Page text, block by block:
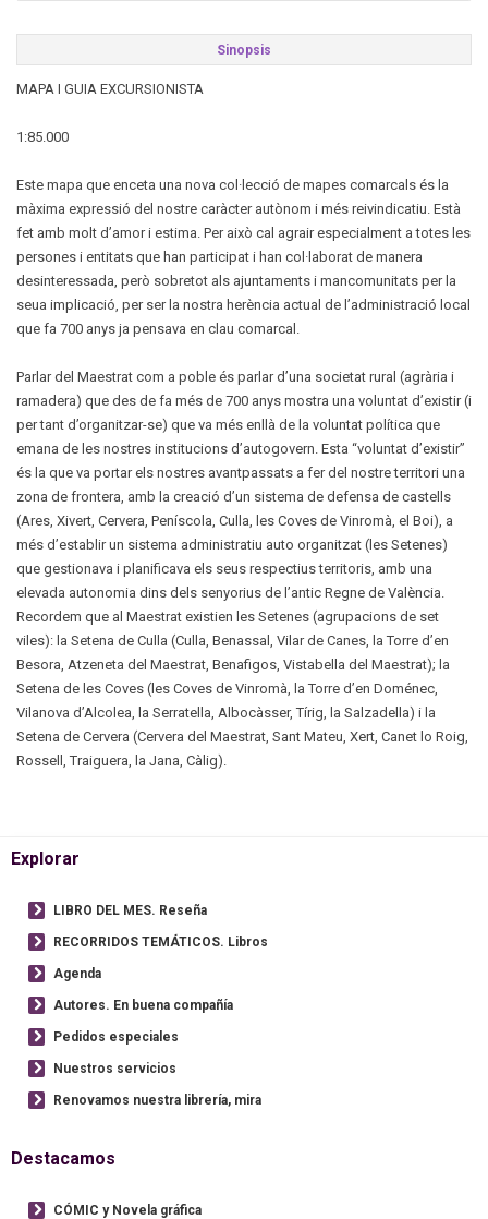
Sinopsis
MAPA I GUIA EXCURSIONISTA
1:85.000
Este mapa que enceta una nova col·lecció de mapes comarcals és la
màxima expressió del nostre caràcter autònom i més reivindicatiu. Està
fet amb molt d’amor i estima. Per això cal agrair especialment a totes les
persones i entitats que han participat i han col·laborat de manera
desinteressada, però sobretot als ajuntaments i mancomunitats per la
seua implicació, per ser la nostra herència actual de l’administració local
que fa 700 anys ja pensava en clau comarcal.
Parlar del Maestrat com a poble és parlar d’una societat rural (agrària i
ramadera) que des de fa més de 700 anys mostra una voluntat d’existir (i
per tant d’organitzar-se) que va més enllà de la voluntat política que
emana de les nostres institucions d’autogovern. Esta “voluntat d’existir”
és la que va portar els nostres avantpassats a fer del nostre territori una
zona de frontera, amb la creació d’un sistema de defensa de castells
(Ares, Xivert, Cervera, Peníscola, Culla, les Coves de Vinromà, el Boi), a
més d’establir un sistema administratiu auto organitzat (les Setenes)
que gestionava i planificava els seus respectius territoris, amb una
elevada autonomia dins dels senyorius de l’antic Regne de València.
Recordem que al Maestrat existien les Setenes (agrupacions de set
viles): la Setena de Culla (Culla, Benassal, Vilar de Canes, la Torre d’en
Besora, Atzeneta del Maestrat, Benafigos, Vistabella del Maestrat); la
Setena de les Coves (les Coves de Vinromà, la Torre d’en Doménec,
Vilanova d’Alcolea, la Serratella, Albocàsser, Tírig, la Salzadella) i la
Setena de Cervera (Cervera del Maestrat, Sant Mateu, Xert, Canet lo Roig,
Rossell, Traiguera, la Jana, Càlig).
Explorar
LIBRO DEL MES. Reseña
RECORRIDOS TEMÁTICOS. Libros
Agenda
Autores. En buena compañía
Pedidos especiales
Nuestros servicios
Renovamos nuestra librería, mira
Destacamos
CÓMIC y Novela gráfica